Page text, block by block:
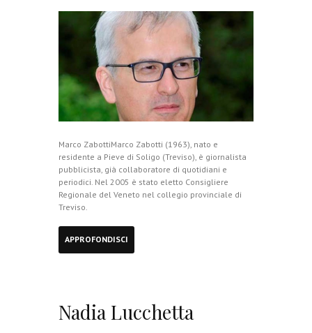
Marco ZabottiMarco Zabotti (1963), nato e
residente a Pieve di Soligo (Treviso), è giornalista
pubblicista, già collaboratore di quotidiani e
periodici. Nel 2005 è stato eletto Consigliere
Regionale del Veneto nel collegio provinciale di
Treviso.
APPROFONDISCI
Nadia Lucchetta